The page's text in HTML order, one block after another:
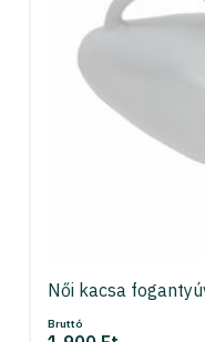
Női kacsa
Bruttó